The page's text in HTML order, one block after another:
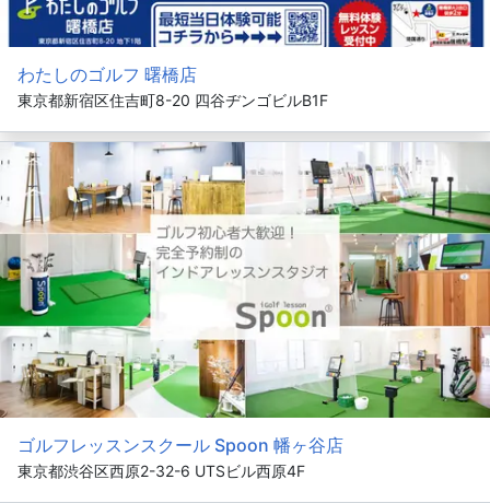
わたしのゴルフ 曙橋店
東京都新宿区住吉町8-20 四谷ヂンゴビルB1F
ゴルフレッスンスクール Spoon 幡ヶ谷店
東京都渋谷区西原2-32-6 UTSビル西原4F